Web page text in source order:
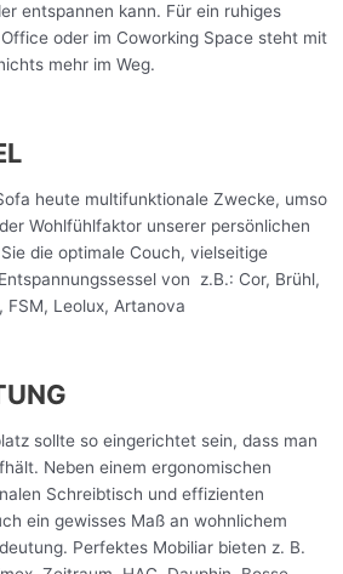
entspannen kann. Für ein ruhiges
oder im Coworking Space steht mit
mehr im Weg.
heute multifunktionale Zwecke, umso
Wohlfühlfaktor unserer persönlichen
die optimale Couch, vielseitige
von z.B.: Cor, Brühl,
FSM, Leolux, Artanova
sollte so eingerichtet sein, dass man
Neben einem ergonomischen
Schreibtisch und effizienten
ein gewisses Maß an wohnlichem
Perfektes Mobiliar bieten z. B.